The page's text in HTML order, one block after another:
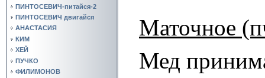
ПИНТОСЕВИЧ-питайся-2
ПИНТОСЕВИЧ двигайся
АНАСТАСИЯ
КИМ
ХЕЙ
ПУЧКО
ФИЛИМОНОВ
Маточное
Мед